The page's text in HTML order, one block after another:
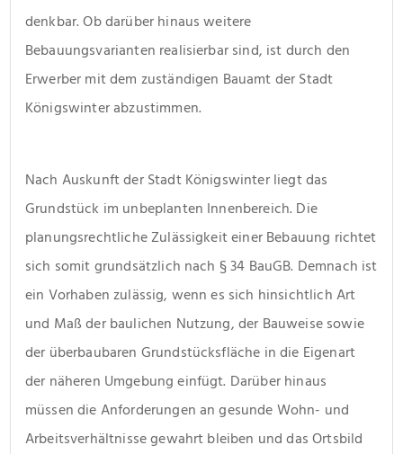
denkbar. Ob darüber hinaus weitere
Bebauungsvarianten realisierbar sind, ist durch den
Erwerber mit dem zuständigen Bauamt der Stadt
Königswinter abzustimmen.
Nach Auskunft der Stadt Königswinter liegt das
Grundstück im unbeplanten Innenbereich. Die
planungsrechtliche Zulässigkeit einer Bebauung richtet
sich somit grundsätzlich nach § 34 BauGB. Demnach ist
ein Vorhaben zulässig, wenn es sich hinsichtlich Art
und Maß der baulichen Nutzung, der Bauweise sowie
der überbaubaren Grundstücksfläche in die Eigenart
der näheren Umgebung einfügt. Darüber hinaus
müssen die Anforderungen an gesunde Wohn- und
Arbeitsverhältnisse gewahrt bleiben und das Ortsbild